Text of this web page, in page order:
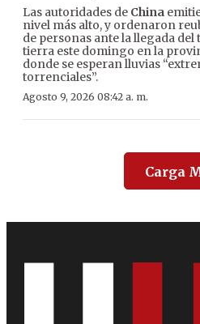
Las autoridades de China
nivel más alto, y ordenaron
de personas ante la llegada del t
tierra este domingo en la
donde se esperan lluvias
torrenciales”.
Agosto 9, 2026 08:42 a. m.
Carga